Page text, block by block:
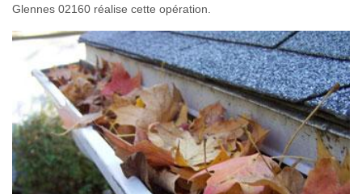
Glennes 02160 réalise cette opération.